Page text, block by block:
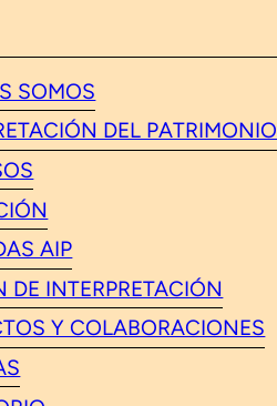
SOMOS
DEL PATRIMONIO
AIP
DE INTERPRETACIÓN
Y COLABORACIONES